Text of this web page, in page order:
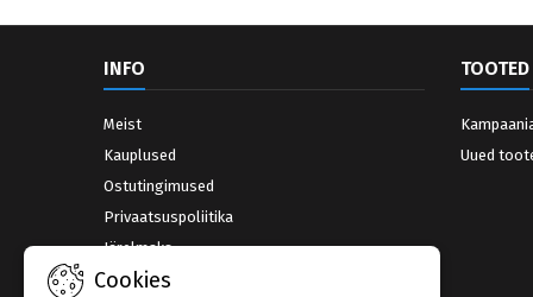
INFO
Meist
Kauplused
Ostutingimused
Privaatsuspoliitika
Järelmaks
Võta ühendust
TOOTED
Uued
Cookies